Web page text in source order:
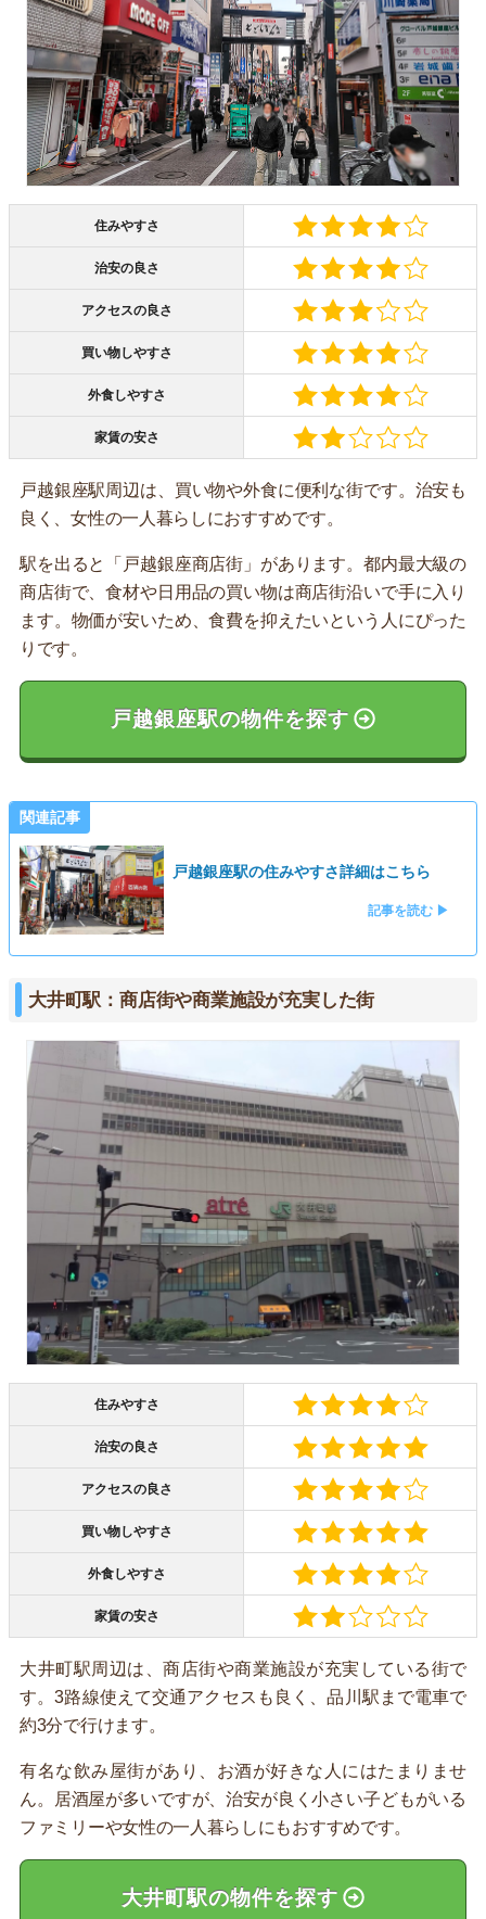
住みやすさ
治安の良さ
アクセスの良さ
買い物しやすさ
外食しやすさ
家賃の安さ
戸越銀座駅周辺は、買い物や外食に便利な街です。治安も
良く、女性の一人暮らしにおすすめです。
駅を出ると「戸越銀座商店街」があります。都内最大級の
商店街で、食材や日用品の買い物は商店街沿いで手に入り
ます。物価が安いため、食費を抑えたいという人にぴった
りです。
戸越銀座駅の物件を探す
関連記事
戸越銀座駅の住みやすさ詳細はこちら
記事を読む ▶
大井町駅：商店街や商業施設が充実した街
住みやすさ
治安の良さ
アクセスの良さ
買い物しやすさ
外食しやすさ
家賃の安さ
大井町駅周辺は、商店街や商業施設が充実している街で
す。3路線使えて交通アクセスも良く、品川駅まで電車で
約3分で行けます。
有名な飲み屋街があり、お酒が好きな人にはたまりませ
ん。居酒屋が多いですが、治安が良く小さい子どもがいる
ファミリーや女性の一人暮らしにもおすすめです。
大井町駅の物件を探す